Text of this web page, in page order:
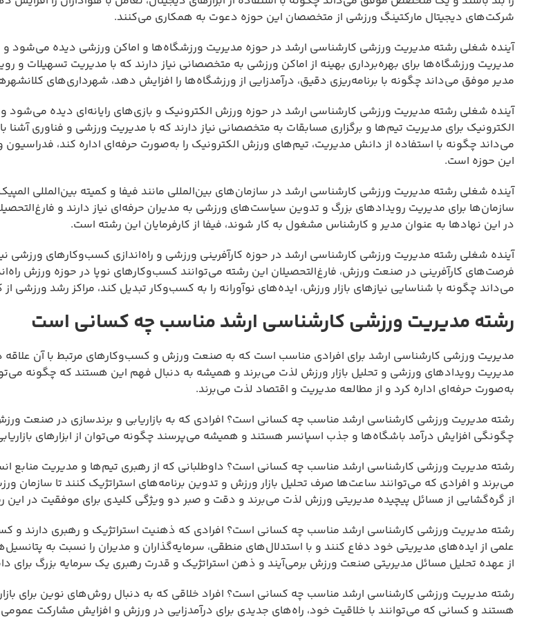
شرکت‌های دیجیتال مارکتینگ ورزشی از متخصصان این حوزه دعوت به همکاری می‌کنند.
آینده شغلی رشته مدیریت ورزشی کارشناسی ارشد در حوزه مدیریت ورزشگاه‌ها و اماکن ورزشی دیده می‌شود
مدیریت ورزشگاه‌ها برای بهره‌برداری بهینه از اماکن ورزشی به متخصصانی نیاز دارند که با مدیریت تسهیلات و
مدیر موفق می‌داند چگونه با برنامه‌ریزی دقیق، درآمدزایی از ورزشگاه‌ها را افزایش دهد، شهرداری‌های
آینده شغلی رشته مدیریت ورزشی کارشناسی ارشد در حوزه ورزش الکترونیک و بازی‌های رایانه‌ای دیده
الکترونیک برای مدیریت تیم‌ها و برگزاری مسابقات به متخصصانی نیاز دارند که با مدیریت ورزشی و فناوری
می‌داند چگونه با استفاده از دانش مدیریت، تیم‌های ورزش الکترونیک را به‌صورت حرفه‌ای اداره کند، فدراسیون
این حوزه است.
آینده شغلی رشته مدیریت ورزشی کارشناسی ارشد در سازمان‌های بین‌المللی مانند فیفا و کمیته بین‌المللی
سازمان‌ها برای مدیریت رویدادهای بزرگ و تدوین سیاست‌های ورزشی به مدیران حرفه‌ای نیاز دارند و
در این نهادها به عنوان مدیر و کارشناس مشغول به کار شوند، فیفا از کارفرمایان این رشته است.
آینده شغلی رشته مدیریت ورزشی کارشناسی ارشد در حوزه کارآفرینی ورزشی و راه‌اندازی کسب‌وکارهای ورزشی
فرصت‌های کارآفرینی در صنعت ورزش، فارغ‌التحصیلان این رشته می‌توانند کسب‌وکارهای نوپا در حوزه ورزش
می‌داند چگونه با شناسایی نیازهای بازار ورزش، ایده‌های نوآورانه را به کسب‌وکار تبدیل کند، مراکز رشد ورزشی
رشته مدیریت ورزشی کارشناسی ارشد مناسب چه کسانی است
مدیریت ورزشی کارشناسی ارشد برای افرادی مناسب است که به صنعت ورزش و کسب‌وکارهای مرتبط با آن علاقه
مدیریت رویدادهای ورزشی و تحلیل بازار ورزش لذت می‌برند و همیشه به دنبال فهم این هستند که چگونه
به‌صورت حرفه‌ای اداره کرد و از مطالعه مدیریت و اقتصاد لذت می‌برند.
رشته مدیریت ورزشی کارشناسی ارشد مناسب چه کسانی است؟ افرادی که به بازاریابی و برندسازی در صنعت
چگونگی افزایش درآمد باشگاه‌ها و جذب اسپانسر هستند و همیشه می‌پرسند چگونه می‌توان از ابزارهای
رشته مدیریت ورزشی کارشناسی ارشد مناسب چه کسانی است؟ داوطلبانی که از رهبری تیم‌ها و مدیریت منابع
می‌برند و افرادی که می‌توانند ساعت‌ها صرف تحلیل بازار ورزش و تدوین برنامه‌های استراتژیک کنند تا سازمان
از گره‌گشایی از مسائل پیچیده مدیریتی ورزش لذت می‌برند و دقت و صبر دو ویژگی کلیدی برای موفقیت در
رشته مدیریت ورزشی کارشناسی ارشد مناسب چه کسانی است؟ افرادی که ذهنیت استراتژیک و رهبری دارند و
علمی از ایده‌های مدیریتی خود دفاع کنند و با استدلال‌های منطقی، سرمایه‌گذاران و مدیران را نسبت به
از عهده تحلیل مسائل مدیریتی صنعت ورزش برمی‌آیند و ذهن استراتژیک و قدرت رهبری یک سرمایه بزرگ برای
رشته مدیریت ورزشی کارشناسی ارشد مناسب چه کسانی است؟ افراد خلاقی که به دنبال روش‌های نوین برای
هستند و کسانی که می‌توانند با خلاقیت خود، راه‌های جدیدی برای درآمدزایی در ورزش و افزایش مشارکت عمومی